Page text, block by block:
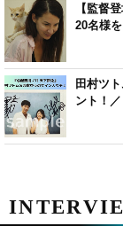
【監督
20名様を
田村ツ
ント！